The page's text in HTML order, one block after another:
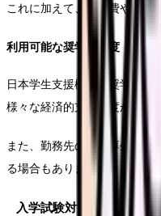
これに加えて、教材費や実習
利用可能な奨学金制度
日本学生支援機構の奨学金や
様々な経済的支援制度があり
また、勤務先の福利厚生制度
る場合もあります。
入学試験対策